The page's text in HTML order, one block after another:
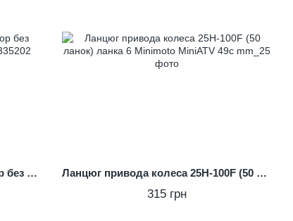
Зірка передня 25H-7T зубів мотор без редуктора Minimoto MiniATV 49сс Ланцюг привода колеса 25H-100F (50 ланок) ланка 6 Minimoto MiniATV 49с
315 грн